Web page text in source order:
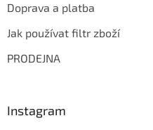
Doprava a platba
Jak používat filtr zboží
PRODEJNA
Instagram